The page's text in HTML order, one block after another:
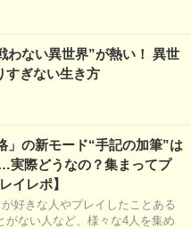
わない異世界”が熱い！ 異世
すぎない生き方
」の新モード“手記の加筆”は
実際どうなの？集まってプ
イレポ】
好きな人やプレイしたことある
がない人など、様々な4人を集め